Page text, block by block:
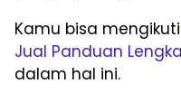
Kamu bisa mengikuti
Jual Panduan
dalam hal ini.